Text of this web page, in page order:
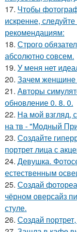
17. Чтобы
искренне,
рекомендациям:
18. Строго
абсолютно совсем.
19. У меня нет
20. Зачем женщине
21. Авторы
обновление 0. 8. 0.
22. На мой взгляд,
на тв - "Модный
23. Создайте
портрет лица с
24. Девушка.
естественным
25. Создай
чёрном оверсайз
стуле.
26. Создай